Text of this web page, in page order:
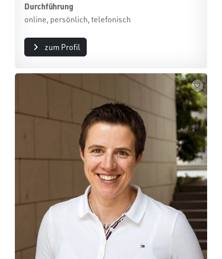
Durchführung
online, persönlich, telefonisch
zum Profil